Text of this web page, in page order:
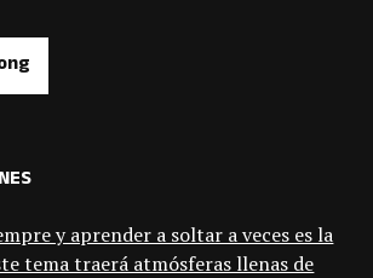
y aprender a soltar a veces es la
tema traerá atmósferas llenas de